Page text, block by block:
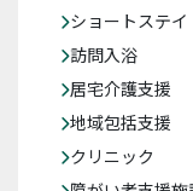
ショートステイ
訪問入浴
居宅介護支援
地域包括支援
クリニック